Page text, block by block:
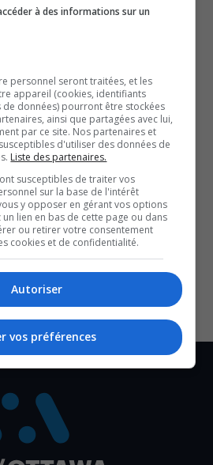
que les économies de
sont fortement intégrées.
de Gatineau, ce sont 10 % des
au gouvernement fédéral, et
par le CCN.
gouvernement fédéral et la Ville
pour la Ville de Gatineau.
de Louis-Charles Poulin.
X
C’EST PROTÉGER NOTRE
NOTRE ÉCONOMIE
à des informations sur un
personnel seront traitées, et les
appareil (cookies, identifiants
de données) pourront être stockées
ainsi que partagées avec lui,
par ce site. Nos partenaires et
d'utiliser des données de
Liste des partenaires.
susceptibles de traiter vos
sur la base de l'intérêt
y opposer en gérant vos options
un lien en bas de cette page ou dans
ou retirer votre consentement
cookies et de confidentialité.
Autoriser
vos préférences